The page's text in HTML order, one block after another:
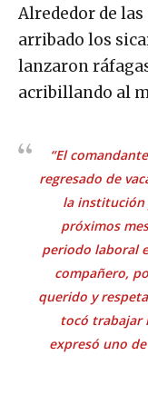
Alrededor de
arribado los
lanzaron
acribillando al
“El
regresado de
la institución
próximos
periodo laboral
compañero,
querido y
tocó trabajar
expresó uno